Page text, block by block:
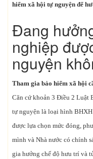
hiểm xã hội tự nguyện để
Đang
nghiệp
nguyện
Tham gia bảo hiểm xã hội
Căn cứ khoản 3 Điều 2 Luật
tự nguyện là loại hình
được lựa chọn mức đóng,
mình và Nhà nước có chính
gia hưởng chế độ hưu trí và